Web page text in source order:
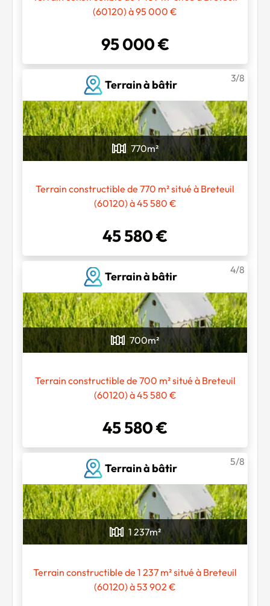
Chargement...
(60120) à 95 000 €
95 000 €
Terrain à bâtir
3/8
770m²
Terrain constructible de 770 m² situé à Breteuil
(60120) à 45 580 €
45 580 €
Terrain à bâtir
4/8
700m²
Terrain constructible de 700 m² situé à Breteuil
(60120) à 45 580 €
45 580 €
Terrain à bâtir
5/8
1 237m²
Terrain constructible de 1 237 m² situé à Breteuil
(60120) à 53 902 €